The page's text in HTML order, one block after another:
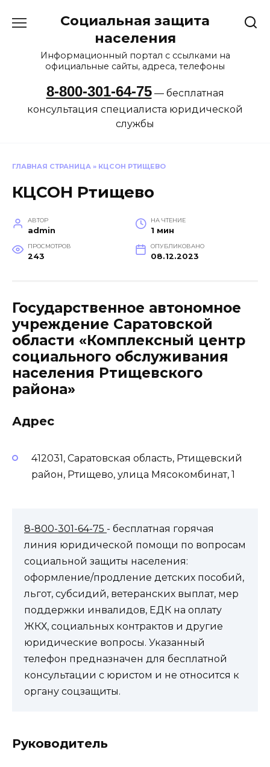
Социальная защита
населения
Информационный портал с ссылками на
официальные сайты, адреса, телефоны
8-800-301-64-75— бесплатная
консультация специалиста юридической
службы
ГЛАВНАЯ СТРАНИЦА » КЦСОН РТИЩЕВО
КЦСОН Ртищево
АВТОР
admin
НА ЧТЕНИЕ
1 мин
ПРОСМОТРОВ
243
ОПУБЛИКОВАНО
08.12.2023
Государственное автономное
учреждение Саратовской
области «Комплексный центр
социального обслуживания
населения Ртищевского
района»
Адрес
412031, Саратовская область, Ртищевский
район, Ртищево, улица Мясокомбинат, 1
8-800-301-64-75 - бесплатная горячая
линия юридической помощи по вопросам
социальной защиты населения:
оформление/продление детских пособий,
льгот, субсидий, ветеранских выплат, мер
поддержки инвалидов, ЕДК на оплату
ЖКХ, социальных контрактов и другие
юридические вопросы. Указанный
телефон предназначен для бесплатной
консультации с юристом и не относится к
органу соцзащиты.
Руководитель